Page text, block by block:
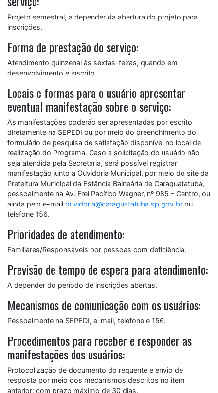
Projeto semestral, a depender da abertura do projeto para
inscrições.
Forma de prestação do serviço:
Atendimento quinzenal às sextas-feiras, quando em
desenvolvimento e inscrito.
Locais e formas para o usuário apresentar
eventual manifestação sobre o serviço:
As manifestações poderão ser apresentadas por escrito
diretamente na SEPEDI ou por meio do preenchimento do
formulário de pesquisa de satisfação disponível no local de
realização do Programa. Caso a solicitação do usuário não
seja atendida pela Secretaria, será possível registrar
manifestação junto à Ouvidoria Municipal, por meio do site da
Prefeitura Municipal da Estância Balneária de Caraguatatuba,
pessoalmente na Av. Frei Pacífico Wagner, nº 985 – Centro, ou
ainda pelo e-mail ouvidoria@caraguatatuba.sp.gov.br ou
telefone 156.
Prioridades de atendimento:
Familiares/Responsáveis por pessoas com deficiência.
Previsão de tempo de espera para atendimento:
A depender do período de inscrições abertas.
Mecanismos de comunicação com os usuários:
Pessoalmente na SEPEDI, e-mail, telefone e 156.
Procedimentos para receber e responder as
manifestações dos usuários:
Protocolização de documento do requente e envio de
resposta por meio dos mecanismos descritos no item
anterior; com prazo máximo de 30 dias.